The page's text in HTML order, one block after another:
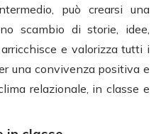
può crearsi una
scambio di storie, idee,
e valorizza tutti i
una convivenza positiva e
relazionale, in classe e